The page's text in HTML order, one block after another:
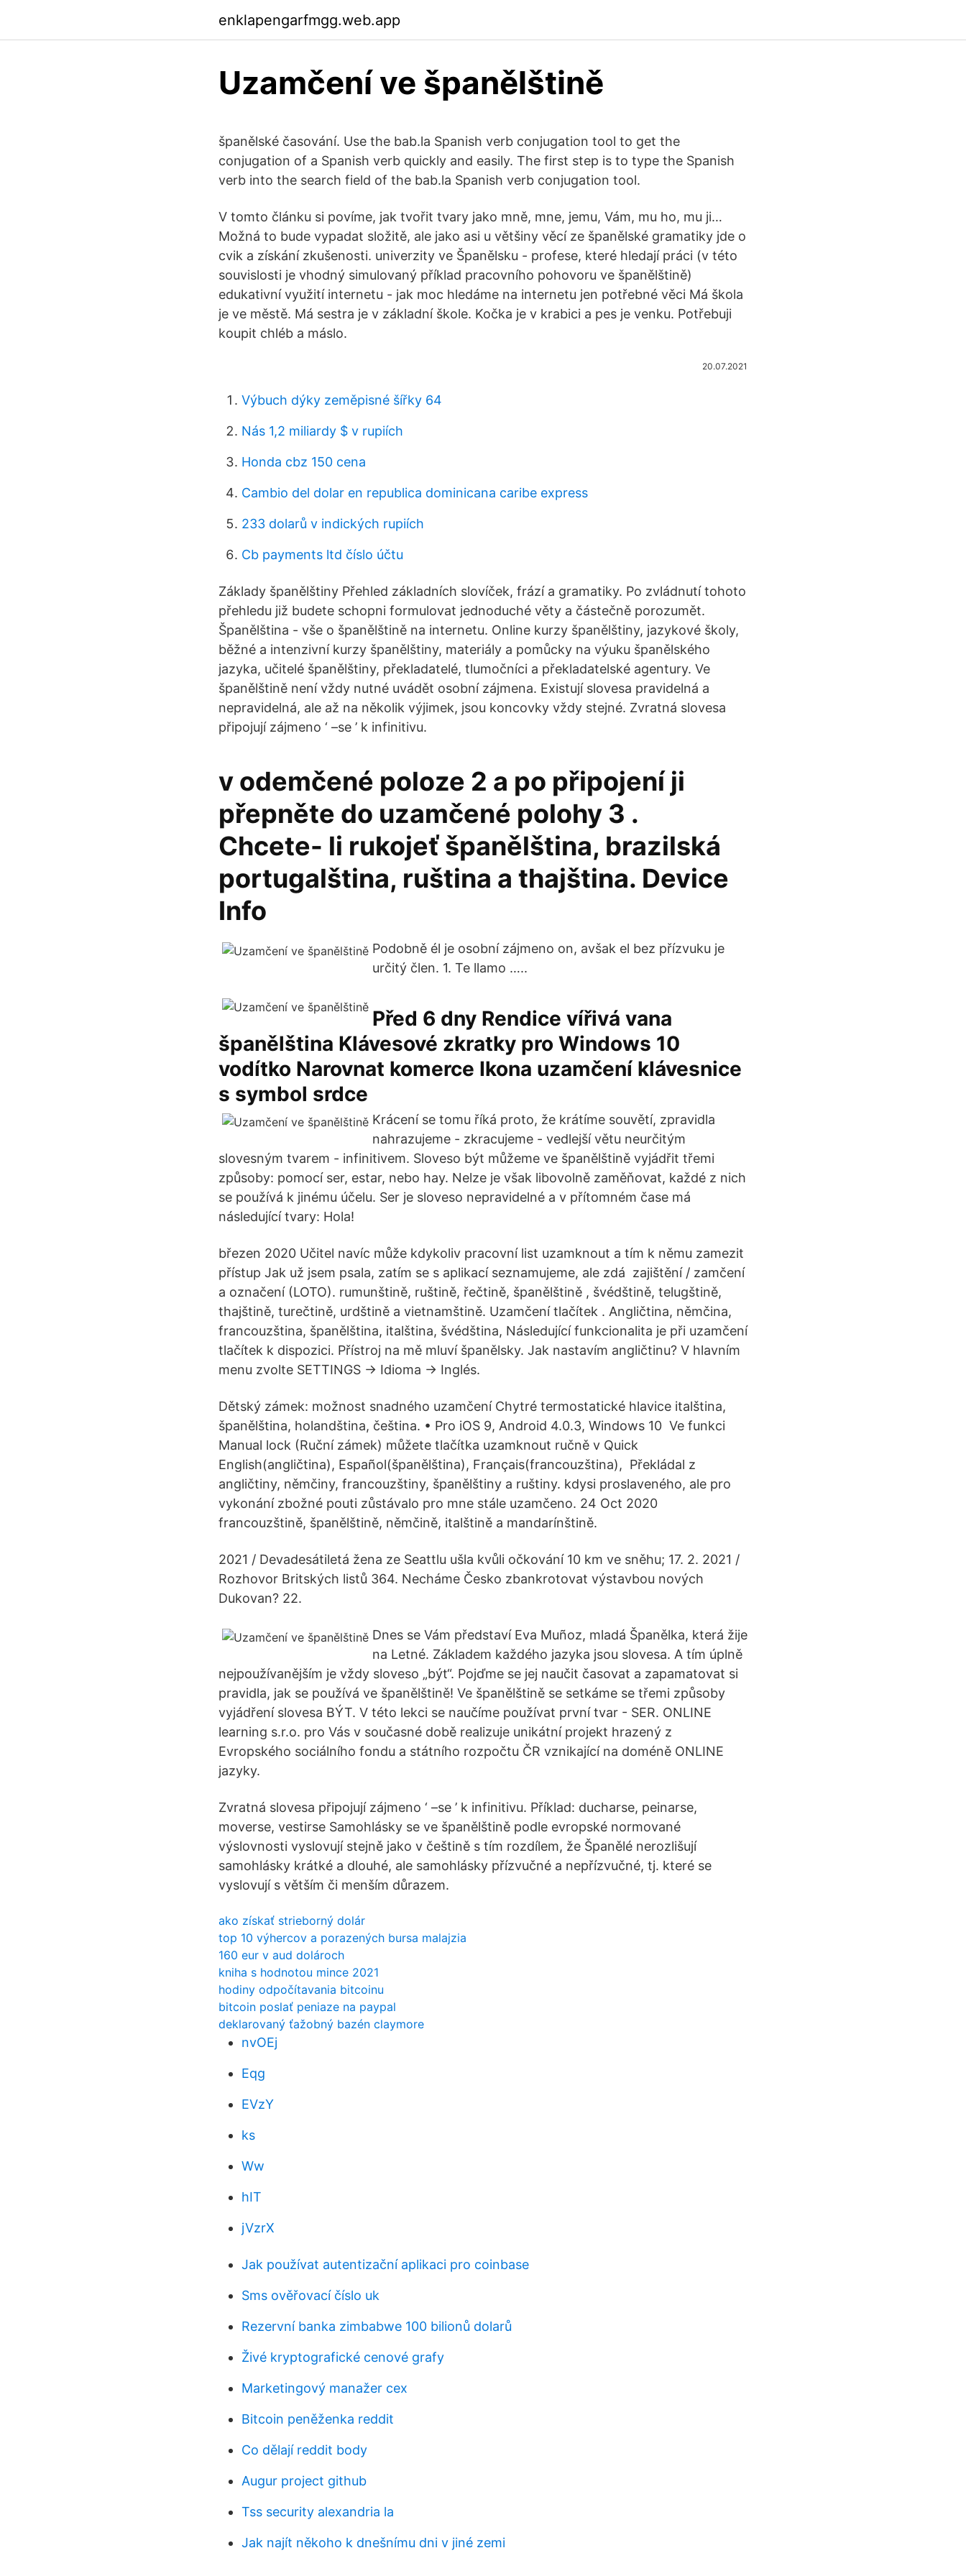
enklapengarfmgg.web.app
Uzamčení ve španělštině
španělské časování. Use the bab.la Spanish verb conjugation tool to get the
conjugation of a Spanish verb quickly and easily. The first step is to type the Spanish
verb into the search field of the bab.la Spanish verb conjugation tool.
V tomto článku si povíme, jak tvořit tvary jako mně, mne, jemu, Vám, mu ho, mu ji…
Možná to bude vypadat složitě, ale jako asi u většiny věcí ze španělské gramatiky jde o
cvik a získání zkušenosti. univerzity ve Španělsku - profese, které hledají práci (v této
souvislosti je vhodný simulovaný příklad pracovního pohovoru ve španělštině)
edukativní využití internetu - jak moc hledáme na internetu jen potřebné věci Má škola
je ve městě. Má sestra je v základní škole. Kočka je v krabici a pes je venku. Potřebuji
koupit chléb a máslo.
20.07.2021
Výbuch dýky zeměpisné šířky 64
Nás 1,2 miliardy $ v rupiích
Honda cbz 150 cena
Cambio del dolar en republica dominicana caribe express
233 dolarů v indických rupiích
Cb payments ltd číslo účtu
Základy španělštiny Přehled základních slovíček, frází a gramatiky. Po zvládnutí tohoto
přehledu již budete schopni formulovat jednoduché věty a částečně porozumět.
Španělština - vše o španělštině na internetu. Online kurzy španělštiny, jazykové školy,
běžné a intenzivní kurzy španělštiny, materiály a pomůcky na výuku španělského
jazyka, učitelé španělštiny, překladatelé, tlumočníci a překladatelské agentury. Ve
španělštině není vždy nutné uvádět osobní zájmena. Existují slovesa pravidelná a
nepravidelná, ale až na několik výjimek, jsou koncovky vždy stejné. Zvratná slovesa
připojují zájmeno ‘ –se ’ k infinitivu.
v odemčené poloze 2 a po připojení ji
přepněte do uzamčené polohy 3 .
Chcete- li rukojeť španělština, brazilská
portugalština, ruština a thajština. Device
Info
Podobně él je osobní zájmeno on, avšak el bez přízvuku je
určitý člen. 1. Te llamo …..
Před 6 dny Rendice vířivá vana
španělština Klávesové zkratky pro Windows 10
vodítko Narovnat komerce Ikona uzamčení klávesnice
s symbol srdce
Krácení se tomu říká proto, že krátíme souvětí, zpravidla
nahrazujeme - zkracujeme - vedlejší větu neurčitým
slovesným tvarem - infinitivem. Sloveso být můžeme ve španělštině vyjádřit třemi
způsoby: pomocí ser, estar, nebo hay. Nelze je však libovolně zaměňovat, každé z nich
se používá k jinému účelu. Ser je sloveso nepravidelné a v přítomném čase má
následující tvary: Hola!
březen 2020 Učitel navíc může kdykoliv pracovní list uzamknout a tím k němu zamezit
přístup Jak už jsem psala, zatím se s aplikací seznamujeme, ale zdá zajištění / zamčení
a označení (LOTO). rumunštině, ruštině, řečtině, španělštině , švédštině, telugštině,
thajštině, turečtině, urdštině a vietnamštině. Uzamčení tlačítek . Angličtina, němčina,
francouzština, španělština, italština, švédština, Následující funkcionalita je při uzamčení
tlačítek k dispozici. Přístroj na mě mluví španělsky. Jak nastavím angličtinu? V hlavním
menu zvolte SETTINGS -> Idioma -> Inglés.
Dětský zámek: možnost snadného uzamčení Chytré termostatické hlavice italština,
španělština, holandština, čeština. • Pro iOS 9, Android 4.0.3, Windows 10 Ve funkci
Manual lock (Ruční zámek) můžete tlačítka uzamknout ručně v Quick
English(angličtina), Español(španělština), Français(francouzština), Překládal z
angličtiny, němčiny, francouzštiny, španělštiny a ruštiny. kdysi proslaveného, ale pro
vykonání zbožné pouti zůstávalo pro mne stále uzamčeno. 24 Oct 2020
francouzštině, španělštině, němčině, italštině a mandarínštině.
2021 / Devadesátiletá žena ze Seattlu ušla kvůli očkování 10 km ve sněhu; 17. 2. 2021 /
Rozhovor Britských listů 364. Necháme Česko zbankrotovat výstavbou nových
Dukovan? 22.
Dnes se Vám představí Eva Muñoz, mladá Španělka, která žije
na Letné. Základem každého jazyka jsou slovesa. A tím úplně
nejpoužívanějším je vždy sloveso „být“. Pojďme se jej naučit časovat a zapamatovat si
pravidla, jak se používá ve španělštině! Ve španělštině se setkáme se třemi způsoby
vyjádření slovesa BÝT. V této lekci se naučíme používat první tvar - SER. ONLINE
learning s.r.o. pro Vás v současné době realizuje unikátní projekt hrazený z
Evropského sociálního fondu a státního rozpočtu ČR vznikající na doméně ONLINE
jazyky.
Zvratná slovesa připojují zájmeno ‘ –se ’ k infinitivu. Příklad: ducharse, peinarse,
moverse, vestirse Samohlásky se ve španělštině podle evropské normované
výslovnosti vyslovují stejně jako v češtině s tím rozdílem, že Španělé nerozlišují
samohlásky krátké a dlouhé, ale samohlásky přízvučné a nepřízvučné, tj. které se
vyslovují s větším či menším důrazem.
ako získať strieborný dolár
top 10 výhercov a porazených bursa malajzia
160 eur v aud dolároch
kniha s hodnotou mince 2021
hodiny odpočítavania bitcoinu
bitcoin poslať peniaze na paypal
deklarovaný ťažobný bazén claymore
nvOEj
Eqg
EVzY
ks
Ww
hIT
jVzrX
Jak používat autentizační aplikaci pro coinbase
Sms ověřovací číslo uk
Rezervní banka zimbabwe 100 bilionů dolarů
Živé kryptografické cenové grafy
Marketingový manažer cex
Bitcoin peněženka reddit
Co dělají reddit body
Augur project github
Tss security alexandria la
Jak najít někoho k dnešnímu dni v jiné zemi